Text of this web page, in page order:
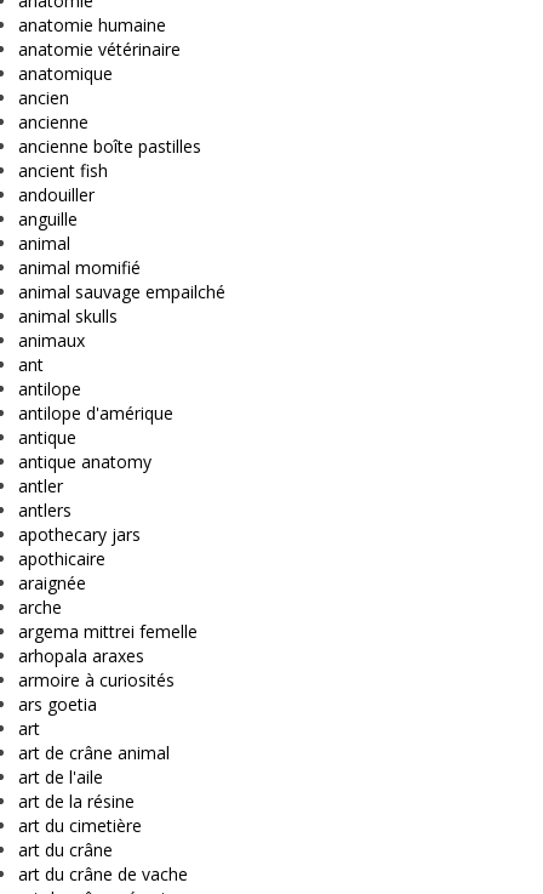
anatomie humaine
anatomie vétérinaire
anatomique
ancien
ancienne
ancienne boîte pastilles
ancient fish
andouiller
anguille
animal
animal momifié
animal sauvage empailché
animal skulls
animaux
ant
antilope
antilope d'amérique
antique
antique anatomy
antler
antlers
apothecary jars
apothicaire
araignée
arche
argema mittrei femelle
arhopala araxes
armoire à curiosités
ars goetia
art
art de crâne animal
art de l'aile
art de la résine
art du cimetière
art du crâne
art du crâne de vache